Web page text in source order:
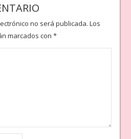
no será publicada. Los
marcados con *